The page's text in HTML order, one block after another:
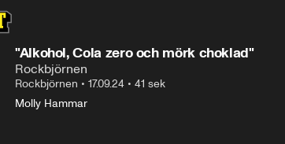
"Alkohol, Cola zero och mörk choklad"
Rockbjörnen
Rockbjörnen • 17.09.24 • 41 sek
Molly Hammar